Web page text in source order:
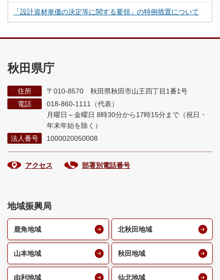
「設計資材単価の決定等に関する要領」の特例措置について
秋田県庁
住所
〒010-8570 秋田県秋田市山王四丁目1番1号
電話
018-860-1111（代表）
月曜日～金曜日 8時30分から17時15分まで （祝日・
年末年始を除く）
法人番号
1000020050008
アクセス 部署別電話番号
地域振興局
鹿角地域 北秋田地域
山本地域 秋田地域
由利地域 仙北地域